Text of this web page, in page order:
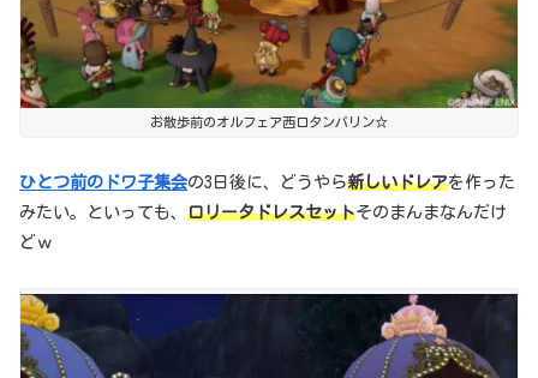
お散歩前のオルフェア西口タンバリン☆
ひとつ前のドワ子集会の3日後に、どうやら新しいドレアを作った
みたい。といっても、 ロリータドレスセットそのまんまなんだけ
どｗ